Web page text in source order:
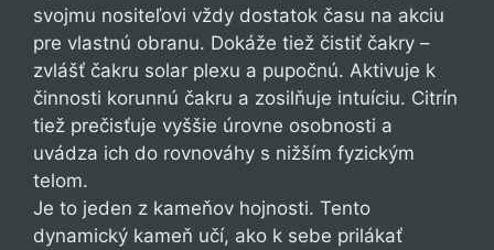
svojmu nositeľovi vždy dostatok času na akciu
pre vlastnú obranu. Dokáže tiež čistiť čakry –
zvlášť čakru solar plexu a pupočnú. Aktivuje k
činnosti korunnú čakru a zosilňuje intuíciu. Citrín
tiež prečisťuje vyššie úrovne osobnosti a
uvádza ich do rovnováhy s nižším fyzickým
telom.
Je to jeden z kameňov hojnosti. Tento
dynamický kameň učí, ako k sebe prilákať